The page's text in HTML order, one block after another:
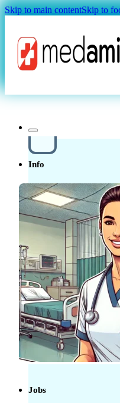
Skip to main contentSkip to
MAGAZIN
Magazin
Info
Über unsIn der
Schweiz in der Pflege
arbeitenRatgeber
Krankenkasse
Start in der Schweiz
Anerkennung
Mebeko
für ÄrzteDiplom-
Anerkennung für
Fachkräfte
Jobs
FaGe